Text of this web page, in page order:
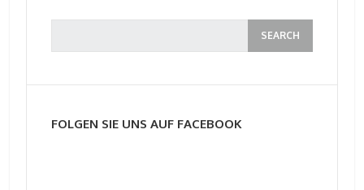
FOLGEN SIE UNS AUF FACEBOOK